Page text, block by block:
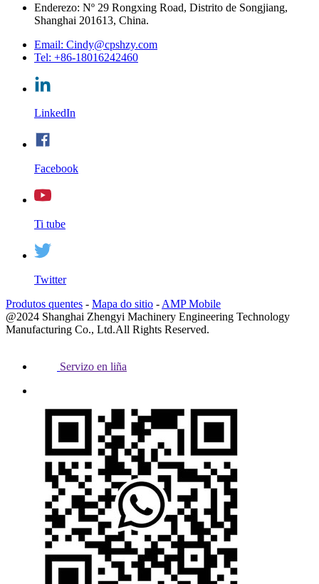
Enderezo: Nº 29 Rongxing Road, Distrito de Songjiang,
Shanghai 201613, China.
Email: Cindy@cpshzy.com
Tel: +86-18016242460
LinkedIn
Facebook
Ti tube
Twitter
Produtos quentes - Mapa do sitio - AMP Mobile
@2024 Shanghai Zhengyi Machinery Engineering Technology
Manufacturing Co., Ltd.All Rights Reserved.
Servizo en liña